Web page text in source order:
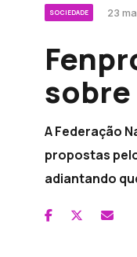
SOCIEDADE 23
A Federação
propostas
adiantando